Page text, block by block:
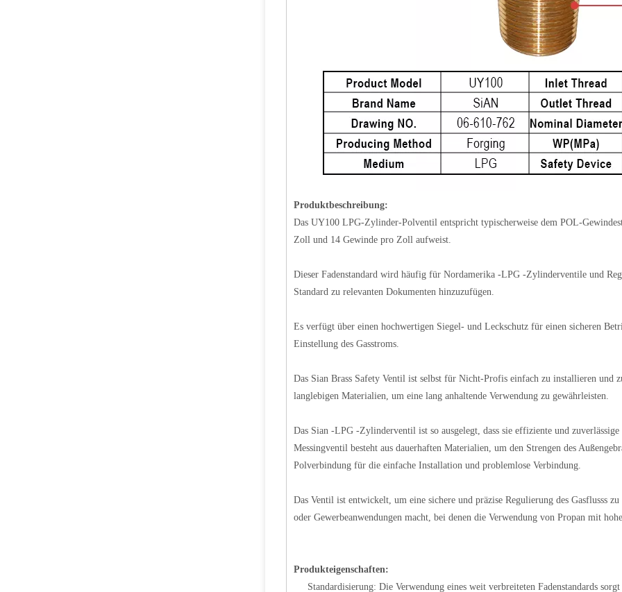
Produktbeschreibung:
Das UY100 LPG-Zylinder-Polventil entspricht typischerweise dem POL-
Zoll und 14 Gewinde pro Zoll aufweist.
Dieser Fadenstandard wird häufig für Nordamerika -LPG -Zylinderventile und
Standard zu relevanten Dokumenten hinzuzufügen.
Es verfügt über einen hochwertigen Siegel- und Leckschutz für einen sicheren
Einstellung des Gasstroms.
Das Sian Brass Safety Ventil ist selbst für Nicht-Profis einfach zu installieren und
langlebigen Materialien, um eine lang anhaltende Verwendung zu gewährleisten.
Das Sian -LPG -Zylinderventil ist so ausgelegt, dass sie effiziente und
Messingventil besteht aus dauerhaften Materialien, um den Strengen des
Polverbindung für die einfache Installation und problemlose Verbindung.
Das Ventil ist entwickelt, um eine sichere und präzise Regulierung des Gasflusss
oder Gewerbeanwendungen macht, bei denen die Verwendung von Propan mit
Produkteigenschaften:
Standardisierung: Die Verwendung eines weit verbreiteten Fadenstandards